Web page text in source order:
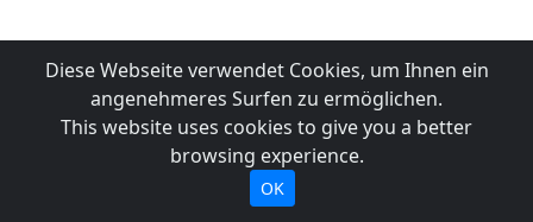
Diese Webseite verwendet Cookies, um Ihnen ein
angenehmeres Surfen zu ermöglichen.
This website uses cookies to give you a better
browsing experience.
OK